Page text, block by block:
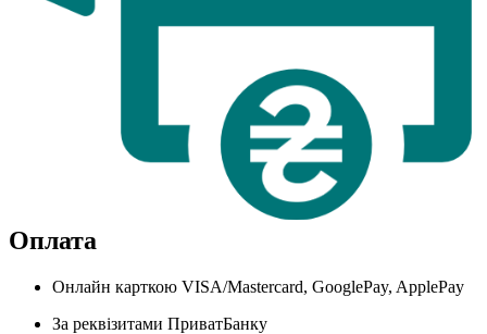
Оплата
Онлайн карткою VISA/Mastercard, GooglePay, ApplePay
За реквізитами ПриватБанку